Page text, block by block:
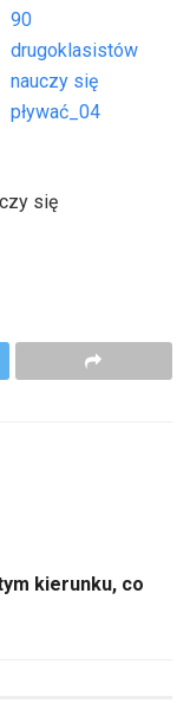
90
drugoklasistów
nauczy się
pływać_04
kierunku, co